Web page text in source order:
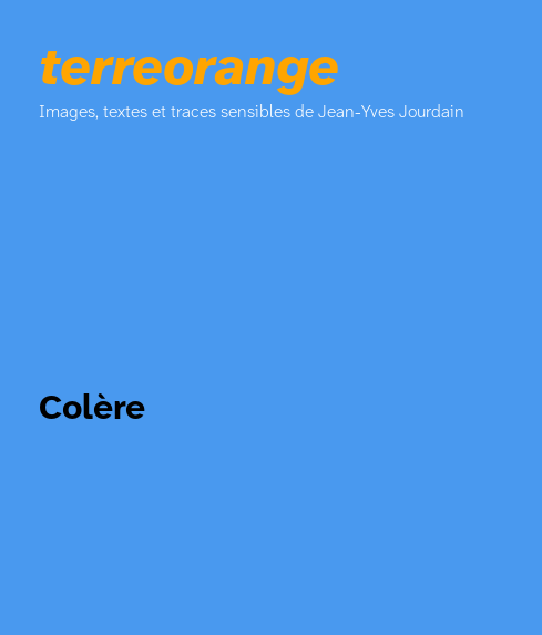
terreorange
Images, textes et traces sensibles de Jean-Yves Jourdain
Colère